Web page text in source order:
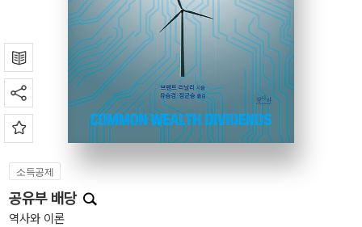
소득공제
공유부 배당
역사와 이론